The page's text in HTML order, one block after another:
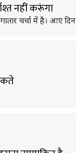
नहीं करूंगा
चर्चा में है। आए